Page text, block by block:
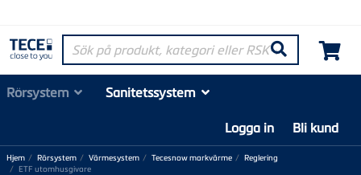
Sök på produkt, kategori eller RSK-nummer
Søk
Rörsystem
Sanitetssystem
Logga in
Bli kund
Hjem Rörsystem Värmesystem Tecesnow markvärme
Reglering
ETF utomhusgivare